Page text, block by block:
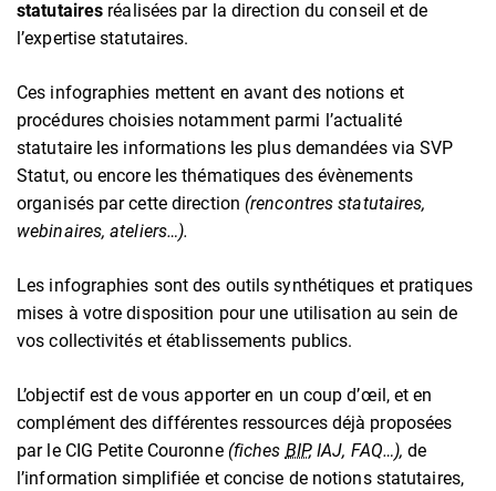
statutaires réalisées par la direction du conseil et de
l’expertise statutaires.
Ces infographies mettent en avant des notions et
procédures choisies notamment parmi l’actualité
statutaire les informations les plus demandées via SVP
Statut, ou encore les thématiques des évènements
organisés par cette direction (rencontres statutaires,
webinaires, ateliers…).
Les infographies sont des outils synthétiques et pratiques
mises à votre disposition pour une utilisation au sein de
vos collectivités et établissements publics.
L’objectif est de vous apporter en un coup d’œil, et en
complément des différentes ressources déjà proposées
par le CIG Petite Couronne (fiches BIP, IAJ, FAQ…), de
l’information simplifiée et concise de notions statutaires,